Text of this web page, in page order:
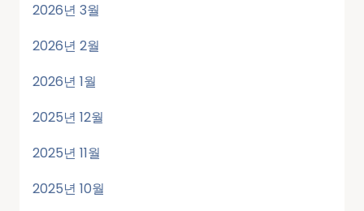
2026년 3월
2026년 2월
2026년 1월
2025년 12월
2025년 11월
2025년 10월